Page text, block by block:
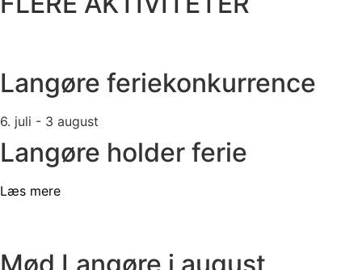
Langøre feriekonkurrence
6. juli - 3 august
Langøre holder ferie
Læs mere
Mød Langøre i august